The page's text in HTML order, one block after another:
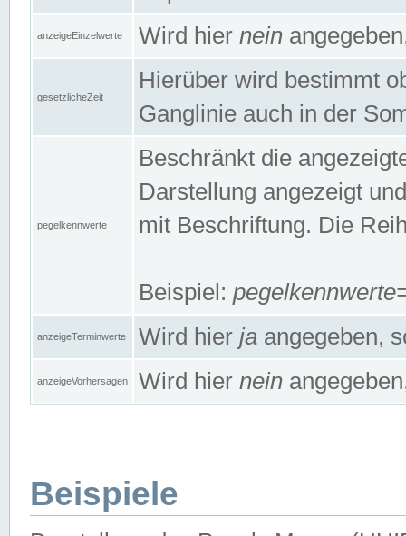
anzeigeEinzelwerte Wird hier nein
gesetzlicheZeit
Hierüber wird bestimmt
Ganglinie auch in der
pegelkennwerte
Beschränkt die
Darstellung angezeigt
mit Beschriftung. Die
Beispiel:
anzeigeTerminwerte Wird hier ja angegeben,
anzeigeVorhersagen Wird hier nein
Beispiele